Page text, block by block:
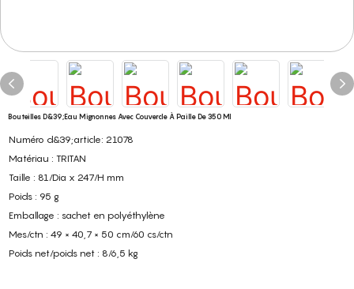
Bouteilles D&39;eau Mignonnes Avec Couvercle À Paille De 350 Ml
Numéro d&39;article: 21078
Matériau : TRITAN
Taille : 81/Dia x 247/H mm
Poids : 95 g
Emballage : sachet en polyéthylène
Mes/ctn : 49 × 40,7 × 50 cm/60 cs/ctn
Poids net/poids net : 8/6,5 kg